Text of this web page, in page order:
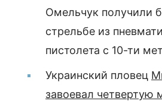
Омельчук получили
стрельбе из
пистолета с 10-ти
Украинский пловец
завоевал четвертую